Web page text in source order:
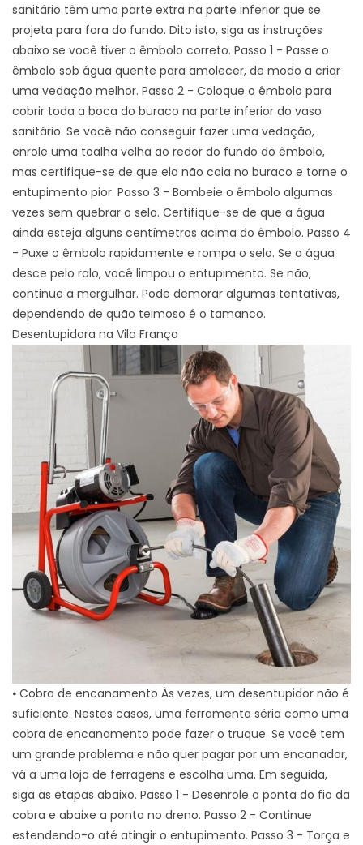
sanitário têm uma parte extra na parte inferior que se
projeta para fora do fundo. Dito isto, siga as instruções
abaixo se você tiver o êmbolo correto. Passo 1 - Passe o
êmbolo sob água quente para amolecer, de modo a criar
uma vedação melhor. Passo 2 - Coloque o êmbolo para
cobrir toda a boca do buraco na parte inferior do vaso
sanitário. Se você não conseguir fazer uma vedação,
enrole uma toalha velha ao redor do fundo do êmbolo,
mas certifique-se de que ela não caia no buraco e torne o
entupimento pior. Passo 3 - Bombeie o êmbolo algumas
vezes sem quebrar o selo. Certifique-se de que a água
ainda esteja alguns centímetros acima do êmbolo. Passo 4
- Puxe o êmbolo rapidamente e rompa o selo. Se a água
desce pelo ralo, você limpou o entupimento. Se não,
continue a mergulhar. Pode demorar algumas tentativas,
dependendo de quão teimoso é o tamanco.
Desentupidora na Vila França
⦁ Cobra de encanamento Às vezes, um desentupidor não é
suficiente. Nestes casos, uma ferramenta séria como uma
cobra de encanamento pode fazer o truque. Se você tem
um grande problema e não quer pagar por um encanador,
vá a uma loja de ferragens e escolha uma. Em seguida,
siga as etapas abaixo. Passo 1 - Desenrole a ponta do fio da
cobra e abaixe a ponta no dreno. Passo 2 - Continue
estendendo-o até atingir o entupimento. Passo 3 - Torça e